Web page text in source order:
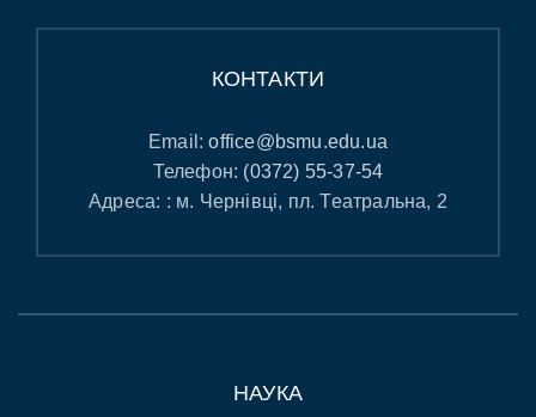
КОНТАКТИ
Email:office@bsmu.edu.ua
Телефон: (0372) 55-37-54
Адреса: : м. Чернівці, пл. Театральна, 2
НАУКА